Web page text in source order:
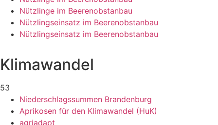
Nützlinge im Beerenobstanbau
Nützlingseinsatz im Beerenobstanbau
Nützlingseinsatz im Beerenobstanbau
Klimawandel
53
Niederschlagssummen Brandenburg
Aprikosen für den Klimawandel (HuK)
agriadapt